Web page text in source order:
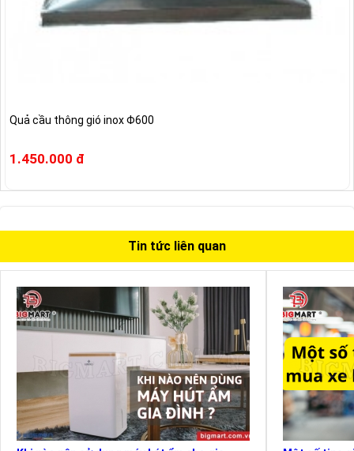
Quả cầu thông gió inox Φ600
1.450.000 đ
Tin tức liên quan